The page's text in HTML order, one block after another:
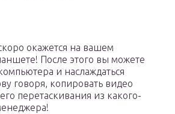
окажется на вашем
После этого вы можете
и наслаждаться
говоря, копировать видео
перетаскивания из какого-